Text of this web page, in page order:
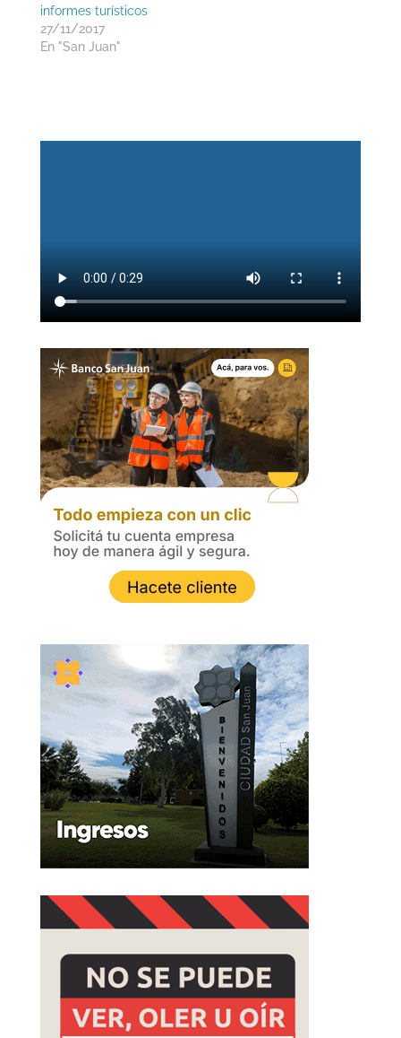
informes turísticos
27/11/2017
En "San Juan"